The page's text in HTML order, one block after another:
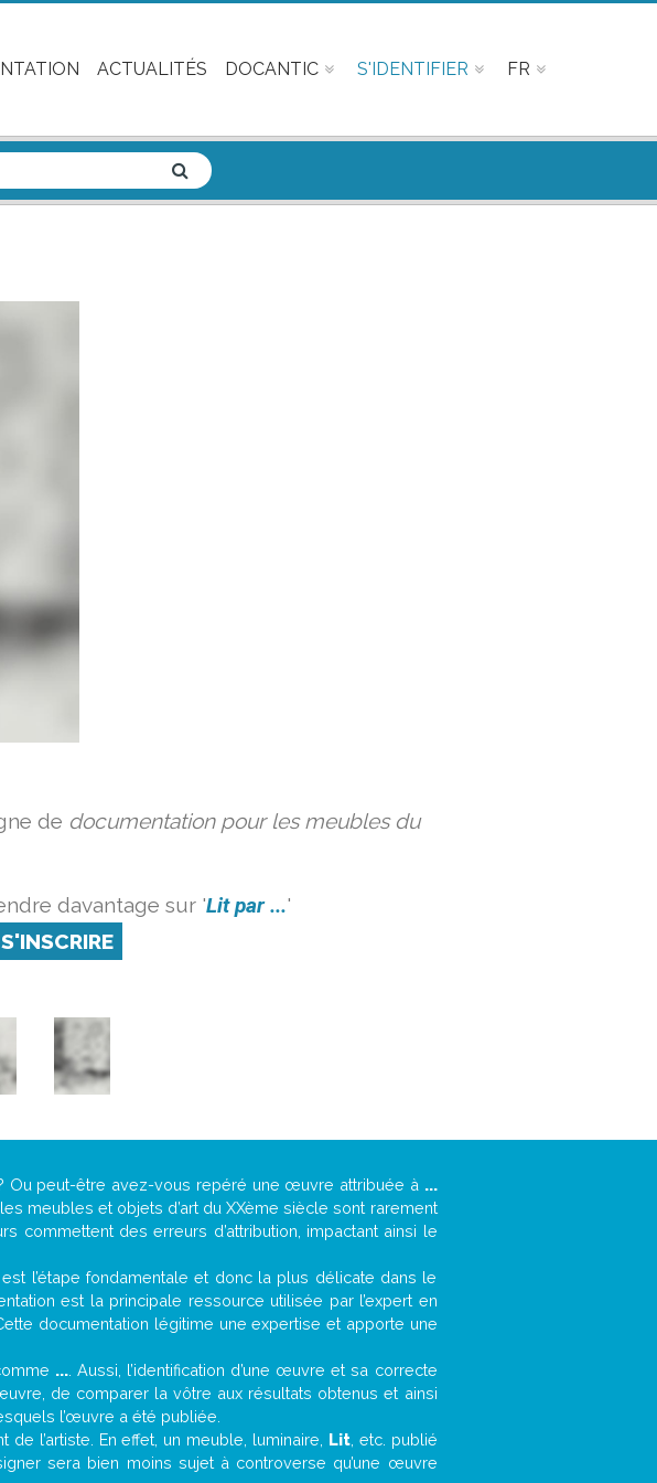
ACTUALITÉS DOCANTIC S'IDENTIFIER FR
de documentation pour les meubles du
davantage sur 'Lit par ...'
S'INSCRIRE
Ou peut-être avez-vous repéré une œuvre attribuée à ...
meubles et objets d’art du XXème siècle sont rarement
commettent des erreurs d’attribution, impactant ainsi le
l’étape fondamentale et donc la plus délicate dans le
est la principale ressource utilisée par l’expert en
documentation légitime une expertise et apporte une
.... Aussi, l’identification d’une œuvre et sa correcte
de comparer la vôtre aux résultats obtenus et ainsi
l’œuvre a été publiée.
l’artiste. En effet, un meuble, luminaire, Lit, etc. publié
sera bien moins sujet à controverse qu’une œuvre